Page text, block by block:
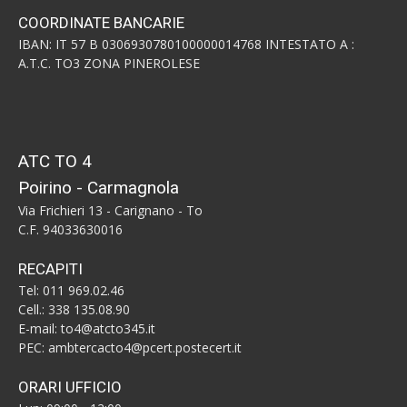
COORDINATE BANCARIE
IBAN: IT 57 B 0306930780100000014768 INTESTATO A :
A.T.C. TO3 ZONA PINEROLESE
ATC TO 4
Poirino - Carmagnola
Via Frichieri 13 - Carignano - To
C.F. 94033630016
RECAPITI
Tel: 011 969.02.46
Cell.: 338 135.08.90
E-mail: to4@atcto345.it
PEC: ambtercacto4@pcert.postecert.it
ORARI UFFICIO